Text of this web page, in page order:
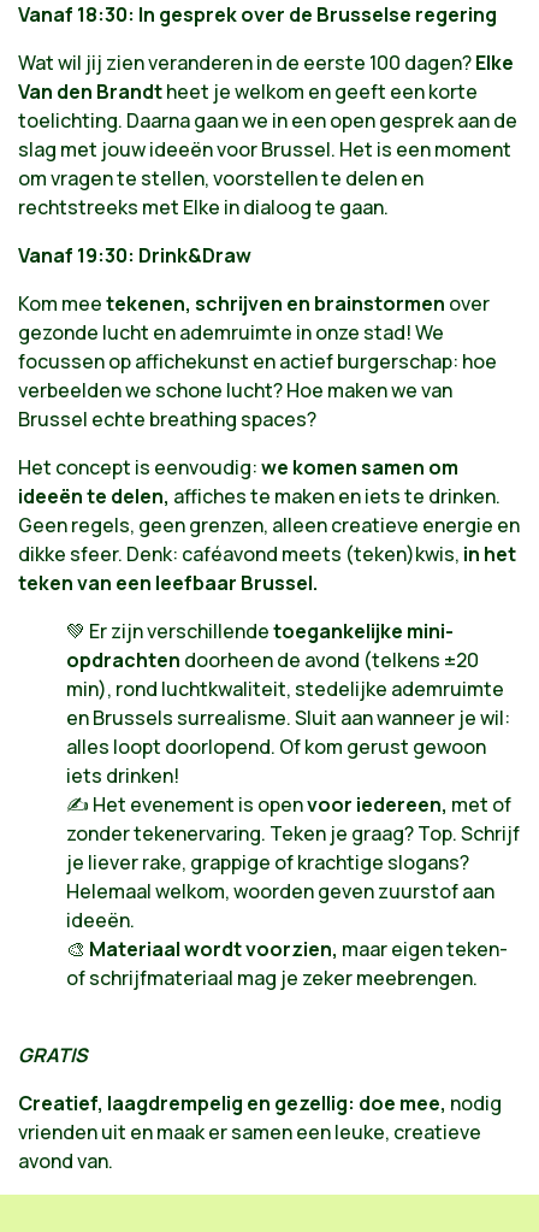
Vanaf 18:30: In gesprek over de Brusselse regering
Wat wil jij zien veranderen in de eerste 100 dagen?Elke
Van den Brandtheet je welkom en geeft een korte
toelichting. Daarna gaan we in een open gesprek aan de
slag met jouw ideeën voor Brussel. Het is een moment
om vragen te stellen, voorstellen te delen en
rechtstreeks met Elke in dialoog te gaan.
Vanaf 19:30: Drink&Draw
Kom meetekenen, schrijven en brainstormen over
gezonde lucht en ademruimte in onze stad! We
focussen op affichekunst en actief burgerschap: hoe
verbeelden we schone lucht? Hoe maken we van
Brussel echte breathing spaces?
Het concept is eenvoudig:we komen samen om
ideeën te delen, affiches te maken en iets te drinken.
Geen regels, geen grenzen, alleen creatieve energie en
dikke sfeer. Denk: caféavond meets (teken)kwis, in het
teken van een leefbaar Brussel.
💚 Er zijn verschillendetoegankelijke mini-
opdrachten doorheen de avond (telkens ±20
min), rond luchtkwaliteit, stedelijke ademruimte
en Brussels surrealisme. Sluit aan wanneer je wil:
alles loopt doorlopend. Of kom gerust gewoon
iets drinken!
✍️ Het evenement is openvoor iedereen, met of
zonder tekenervaring. Teken je graag? Top. Schrijf
je liever rake, grappige of krachtige slogans?
Helemaal welkom, woorden geven zuurstof aan
ideeën.
🎨 Materiaal wordt voorzien, maar eigen teken-
of schrijfmateriaal mag je zeker meebrengen.
GRATIS
Creatief, laagdrempelig en gezellig: doe mee, nodig
vrienden uit en maak er samen een leuke, creatieve
avond van.